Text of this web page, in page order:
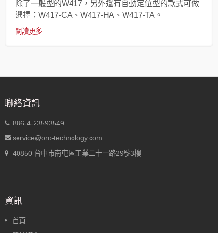
除了一般型的W417，另外還有自動定位型的款式可做
選擇：W417-CA、W417-HA、W417-TA。
閱讀更多
聯絡資訊
886-4-23593549
service@oro-technology.com
40850 台中市南屯區工業二十一路29號3樓
資訊
首頁